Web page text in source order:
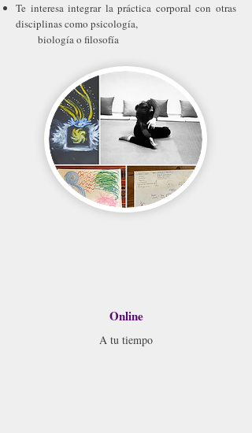
Te interesa integrar la práctica corporal con otras
disciplinas como psicología,
biología o filosofía
Online
A tu tiempo